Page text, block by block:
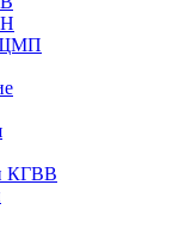
ЩМП
КГВВ